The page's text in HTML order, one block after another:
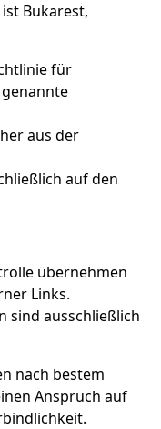
Bukarest,
für
aus der
auf den
übernehmen
Links.
sind ausschließlich
nach bestem
Anspruch auf